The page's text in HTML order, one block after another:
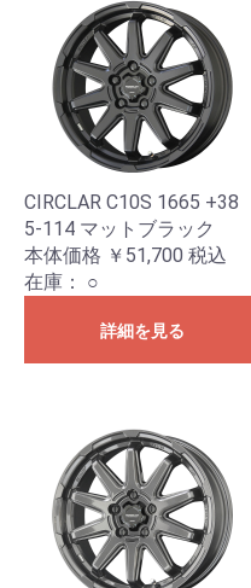
CIRCLAR C10S 1665 +38
5-114 マットブラック
本体価格 ￥51,700 税込
在庫： ○
詳細を見る